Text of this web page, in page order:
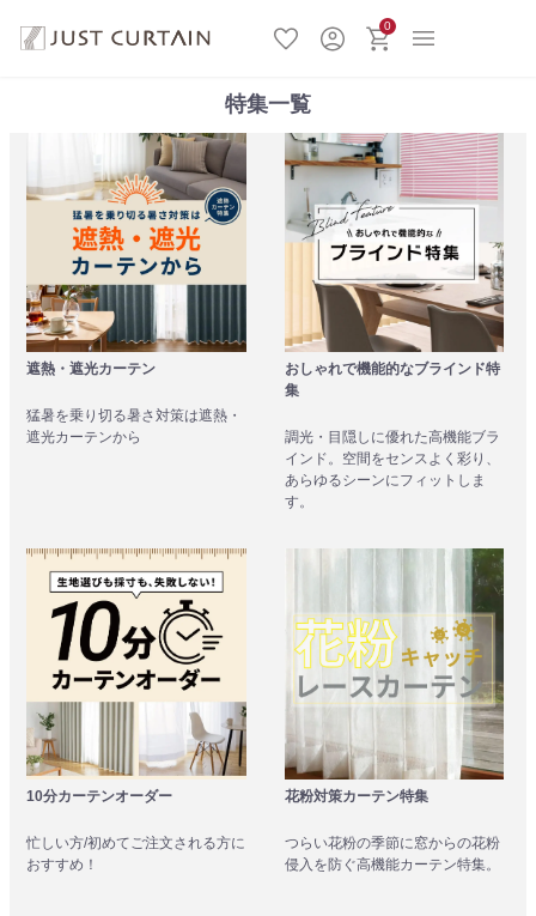
0
特集一覧
遮熱・遮光カーテン
猛暑を乗り切る暑さ対策は遮熱・
遮光カーテンから
おしゃれで機能的なブラインド特
集
調光・目隠しに優れた高機能ブラ
インド。空間をセンスよく彩り、
あらゆるシーンにフィットしま
す。
10分カーテンオーダー
忙しい方/初めてご注文される方に
おすすめ！
花粉対策カーテン特集
つらい花粉の季節に窓からの花粉
侵入を防ぐ高機能カーテン特集。